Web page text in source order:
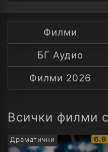
тема
Филми
БГ Аудио
Филми 2026
Всички филми
Драматични 6.9